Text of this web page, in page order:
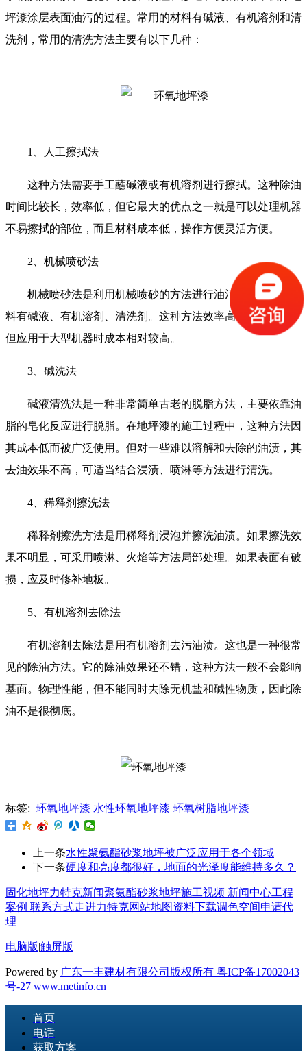
坪漆涂层表面油污的过程。常用的材料有碱液、有机溶剂和清
洗剂，常用的清洗方法主要有以下几种：
1、人工擦拭法
这种方法需要手工蘸碱液或有机溶剂进行擦拭。这种除油
时间比较长，效率低，但它最大的优点之一就是可以处理机器
不易擦拭的部位，而且材料成本低，操作方便灵活方便。
2、机械喷砂法
机械喷砂法是利用机械喷砂的方法进行油污处理。所用材
料有碱液、有机溶剂、清洗剂。这种方法效率高，应用广泛，
但应用于大型机器时成本相对较高。
3、碱洗法
碱液清洗法是一种非常简单古老的脱脂方法，主要依靠油
脂的皂化反应进行脱脂。在地坪漆的施工过程中，这种方法因
其成本低而被广泛使用。但对一些难以溶解和去除的油渍，其
去油效果不高，可适当结合浸渍、喷淋等方法进行清洗。
4、稀释剂擦洗法
稀释剂擦洗方法是用稀释剂浸泡并擦洗油渍。如果擦洗效
果不明显，可采用喷淋、火焰等方法局部处理。如果表面有破
损，应及时修补地板。
5、有机溶剂去除法
有机溶剂去除法是用有机溶剂去污油渍。这也是一种很常
见的除油方法。它的除油效果还不错，这种方法一般不会影响
基面。物理性能，但不能同时去除无机盐和碱性物质，因此除
油不是很彻底。
标签: 环氧地坪漆 水性环氧地坪漆 环氧树脂地坪漆
上一条水性聚氨酯砂浆地坪被广泛应用于各个领域
下一条硬度和亮度都很好，地面的光泽度能维持多久？
固化地坪力特克新闻聚氨酯砂浆地坪施工视频 新闻中心工程
案例 联系方式走进力特克网站地图资料下载调色空间申请代
理
电脑版|触屏版
Powered by 广东一丰建材有限公司版权所有 粤ICP备17002043
号-27 www.metinfo.cn
首页
电话
获取方案